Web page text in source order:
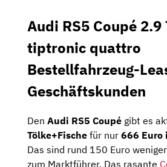
Audi RS5 Coupé 2.9
tiptronic quattro
Bestellfahrzeug-
Geschäftskunden
Den Audi RS5 Coupé gibt es
Tölke+Fische für nur 666 Euro
Das sind rund 150 Euro
zum Marktführer. Das rasante